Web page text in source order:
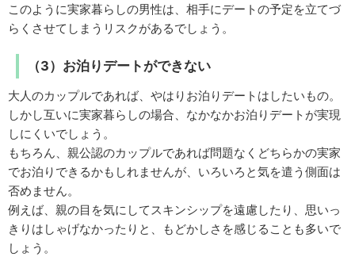
このように実家暮らしの男性は、相手にデートの予定を立てづ
らくさせてしまうリスクがあるでしょう。
（3）お泊りデートができない
大人のカップルであれば、やはりお泊りデートはしたいもの。
しかし互いに実家暮らしの場合、なかなかお泊りデートが実現
しにくいでしょう。
もちろん、親公認のカップルであれば問題なくどちらかの実家
でお泊りできるかもしれませんが、いろいろと気を遣う側面は
否めません。
例えば、親の目を気にしてスキンシップを遠慮したり、思いっ
きりはしゃげなかったりと、もどかしさを感じることも多いで
しょう。